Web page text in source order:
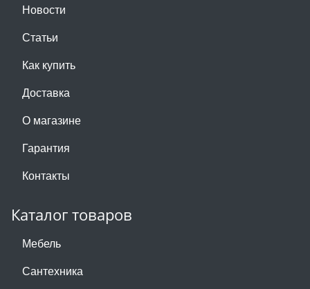
Новости
Статьи
Как купить
Доставка
О магазине
Гарантия
Контакты
Каталог товаров
Мебель
Сантехника